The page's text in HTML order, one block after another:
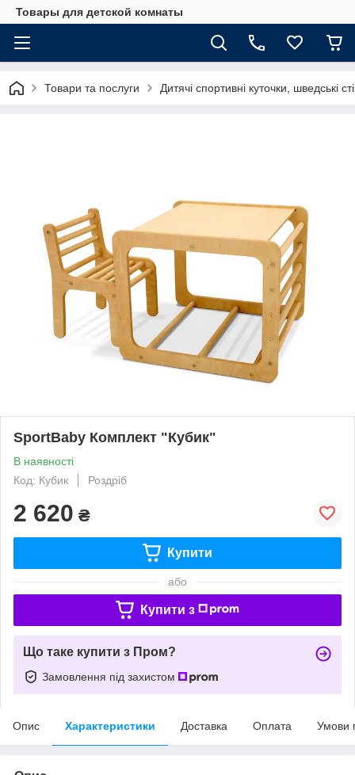
Товары для детской комнаты
Товари та послуги Дитячі спортивні куточки, шведські
SportBaby Комплект "Кубик"
В наявності
Код: Кубик
Роздріб
2 620 ₴
Купити
або
Купити з
Що таке купити з Пром?
Замовлення під захистом
Опис Характеристики Доставка Оплата Умови